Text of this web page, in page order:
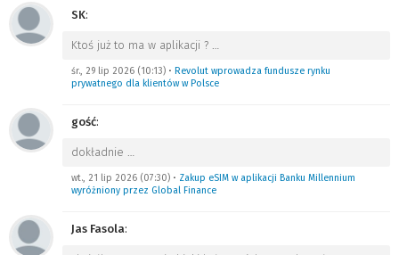
SK:
Ktoś już to ma w aplikacji ? …
śr., 29 lip 2026 (10:13) • Revolut wprowadza fundusze rynku
prywatnego dla klientów w Polsce
gość:
dokładnie …
wt., 21 lip 2026 (07:30) • Zakup eSIM w aplikacji Banku Millennium
wyróżniony przez Global Finance
Jas Fasola: